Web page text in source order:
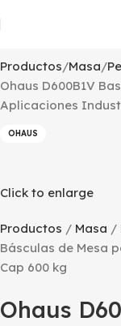
Productos Masa
Ohaus D600B1V
Aplicaciones
OHAUS
Click to enlarge
Productos Masa
Básculas de Mesa
Cap 600 kg
Ohaus